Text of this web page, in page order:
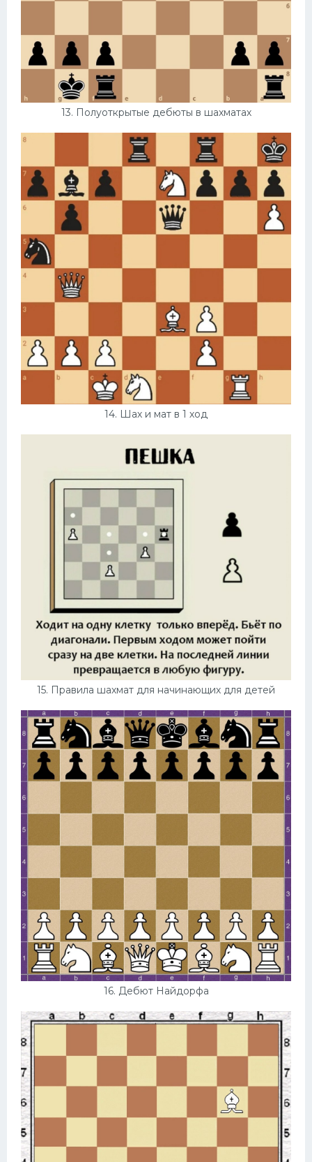
13. Полуоткрытые дебюты в шахматах
14. Шах и мат в 1 ход
15. Правила шахмат для начинающих для детей
16. Дебют Найдорфа